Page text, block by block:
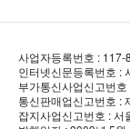
사업자등록번호 : 117-
인터넷신문등록번호 :
부가통신사업신고번
통신판매업신고번호 :
잡지사업신고번호 : 서